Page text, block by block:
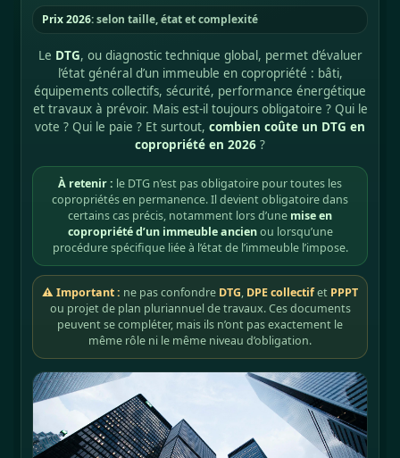
Prix 2026: selon taille, état et complexité
Le DTG, ou diagnostic technique global, permet d’évaluer
l’état général d’un immeuble en copropriété : bâti,
équipements collectifs, sécurité, performance énergétique
et travaux à prévoir. Mais est-il toujours obligatoire ? Qui le
vote ? Qui le paie ? Et surtout, combien coûte un DTG en
copropriété en 2026 ?
À retenir : le DTG n’est pas obligatoire pour toutes les
copropriétés en permanence. Il devient obligatoire dans
certains cas précis, notamment lors d’une mise en
copropriété d’un immeuble ancienou lorsqu’une
procédure spécifique liée à l’état de l’immeuble l’impose.
⚠ Important : ne pas confondre DTG, DPE collectifet PPPT
ou projet de plan pluriannuel de travaux. Ces documents
peuvent se compléter, mais ils n’ont pas exactement le
même rôle ni le même niveau d’obligation.